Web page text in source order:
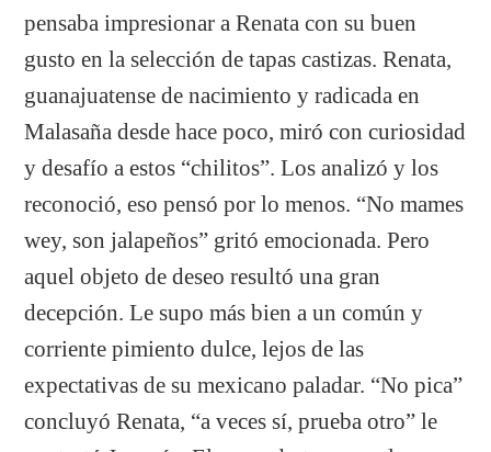
pensaba impresionar a Renata con su buen
gusto en la selección de tapas castizas. Renata,
guanajuatense de nacimiento y radicada en
Malasaña desde hace poco, miró con curiosidad
y desafío a estos “chilitos”. Los analizó y los
reconoció, eso pensó por lo menos. “No mames
wey, son jalapeños” gritó emocionada. Pero
aquel objeto de deseo resultó una gran
decepción. Le supo más bien a un común y
corriente pimiento dulce, lejos de las
expectativas de su mexicano paladar. “No pica”
concluyó Renata, “a veces sí, prueba otro” le